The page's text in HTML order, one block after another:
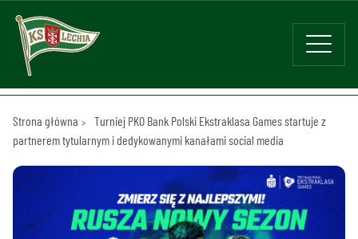
Strona główna
Turniej PKO Bank Polski Ekstraklasa Games startuje z
partnerem tytularnym i dedykowanymi kanałami social media